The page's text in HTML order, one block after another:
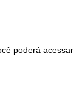
poderá acessar